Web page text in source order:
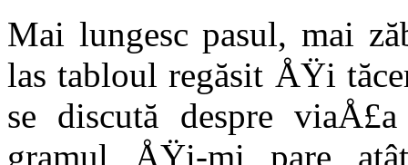
Mai lungesc pasul, mai
las tabloul regăsit ÅŸi
se discu­tă despre
gramul ÅŸi-mi pare